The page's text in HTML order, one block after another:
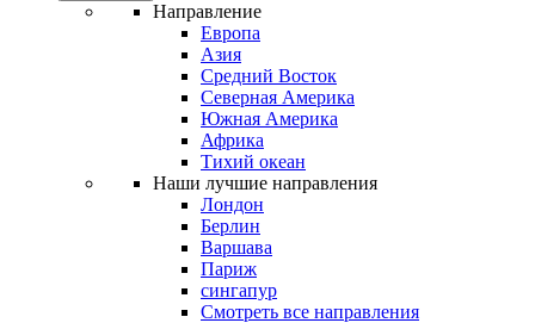
Направление
Европа
Азия
Средний Восток
Северная Америка
Южная Америка
Африка
Тихий океан
Наши лучшие направления
Лондон
Берлин
Варшава
Париж
сингапур
Смотреть все направления